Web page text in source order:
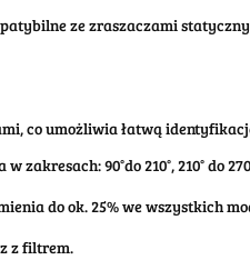
ze zraszaczami
co umożliwia łatwą
zakresach: 90°do 210°, 210° do
do ok. 25% we wszystkich
z filtrem.